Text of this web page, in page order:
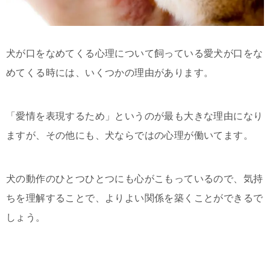
犬が口をなめてくる心理について飼っている愛犬が口をな
めてくる時には、いくつかの理由があります。
「愛情を表現するため」というのが最も大きな理由になり
ますが、その他にも、犬ならではの心理が働いてます。
犬の動作のひとつひとつにも心がこもっているので、気持
ちを理解することで、よりよい関係を築くことができるで
しょう。